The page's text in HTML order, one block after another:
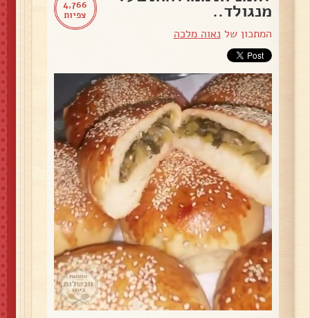
4,766
צפיות
מנגולד..
המתכון שלנאוה מלכה